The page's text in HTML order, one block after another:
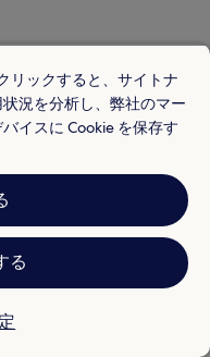
・オメロ付近のホテル
テル
の朝食無料のホテル
のキッチン付きのホテル
の格安ホテル
の高級ホテル
のビジネスホテル
リックすると、サイトナ
況を分析し、弊社のマー
イスに Cookie を保存す
る